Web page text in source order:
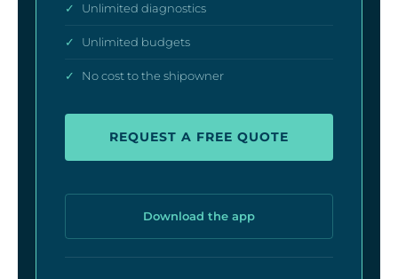
✓ Unlimited diagnostics
✓ Unlimited budgets
✓ No cost to the shipowner
REQUEST A FREE QUOTE
Download the app